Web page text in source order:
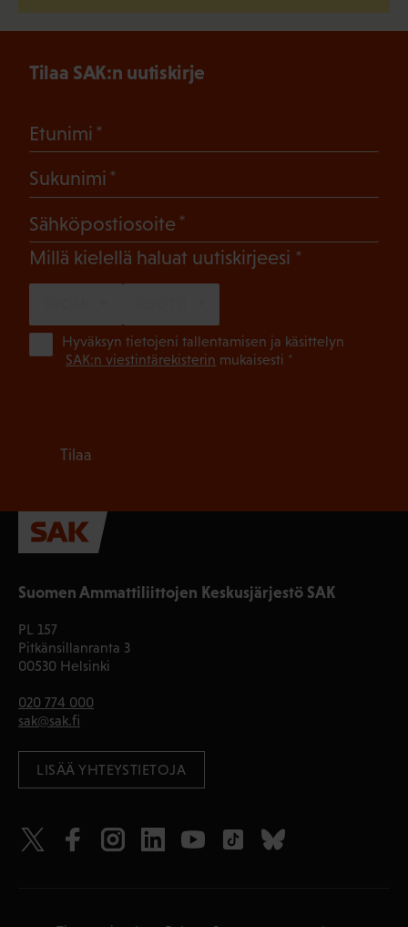
Suomen Ammattiliittojen Keskusjärjestö SAK
PL 157
Pitkänsillanranta 3
00530 Helsinki
020 774 000
sak@sak.fi
LISÄÄ YHTEYSTIETOJA
Tilaa SAK:n uutiskirje
Etunimi
Sukunimi
Sähköpostiosoite
Millä kielellä haluat uutiskirjeesi (Pakollinen)
Hyväksyn tietojeni tallentamisen ja käsittelyn
SAK:n viestintärekisterin mukaisesti *
Tilaa